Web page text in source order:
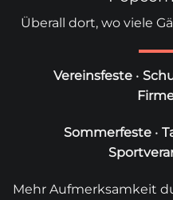
Überall dort, wo viele
Vereinsfeste•
Sommerfeste •
Mehr Aufmerksamkeit